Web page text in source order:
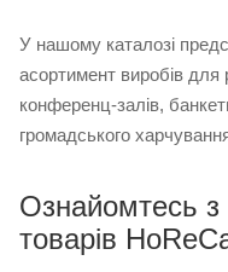
У нашому каталозі
асортимент виробів для
конференц-залів,
громадського
Ознайомтесь
товарів